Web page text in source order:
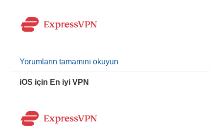
Yorumların tamamını okuyun
iOS için En iyi VPN